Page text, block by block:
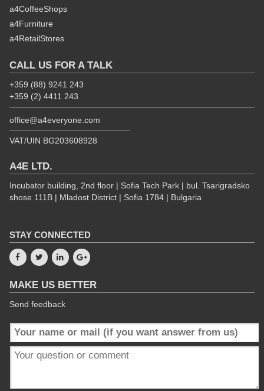
a4CoffeeShops
a4Furniture
a4RetailStores
CALL US FOR A TALK
+359 (88) 9241 243
+359 (2) 4411 243
office@a4everyone.com
VAT/UIN BG203608928
A4E LTD.
Incubator building, 2nd floor | Sofia Tech Park | bul. Tsarigradsko
shose 111B | Mladost District | Sofia 1784 | Bulgaria
STAY CONNECTED
MAKE US BETTER
Send feedback